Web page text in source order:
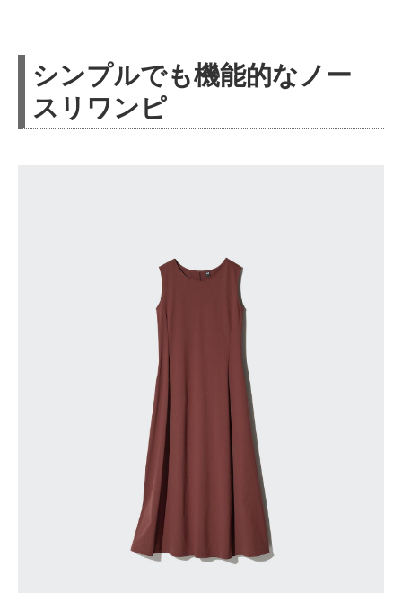
シンプルでも機能的なノー
スリワンピ